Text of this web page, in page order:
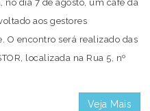
no dia 7 de agosto, um café da
aos gestores
O encontro será realizado das
localizada na Rua 5, nº
Veja Mais